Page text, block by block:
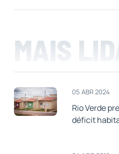
MAIS
05 ABR 2024
Rio Verde
déficit